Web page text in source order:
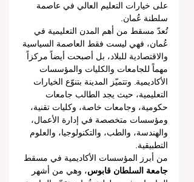
على خيارات التعليم العالي في عاصمة
سلطنة عُمان.
تُعدّ مسقط من أهم المدن التعليمية في
عُمان، فهي ليست فقط العاصمة السياسية
والاقتصادية للبلاد، بل أصبحت أيضاً مركزاً
مهماً للجامعات والكليات والمؤسسات
الأكاديمية. وتتميّز المدينة بتنوّع الخيارات
التعليمية، حيث يجد الطالب جامعات
حكومية، وجامعات خاصة، وكليات تقنية،
ومؤسسات متخصصة في إدارة الأعمال،
والهندسة، والطب، والتكنولوجيا، والعلوم
التطبيقية.
من أبرز المؤسسات الأكاديمية في مسقط
جامعة السلطان قابوس، وهي من أشهر